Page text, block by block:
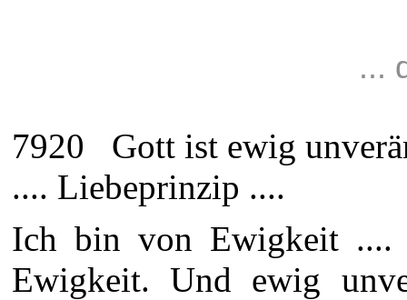
...
7920 Gott ist ewig
.... Liebeprinzip ....
Ich bin von Ewigkeit
Ewigkeit. Und ewig